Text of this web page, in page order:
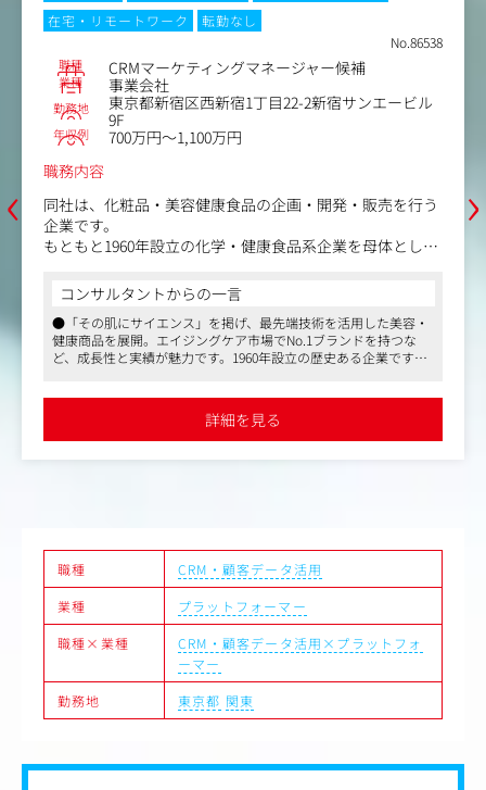
本ポジションは、預かり資産を現在の2兆円規模から10倍
の拡大を目指す目標に対し、主要KPIの一翼を担います。
日々のPDCAを通じたお客様の課題解決が事業グロース、
そして社会課題の解決につながる手応えを感じられること
は大きな醍醐味です。
‹
ジャー候補
22-2新宿サンエービル
画・開発・販売を行う
品系企業を母体とし、
付加価値素材を用いた
開発し、通信販売・E
との最適なコミュニケ
ーケティング変革を牽
客マーケティング・商
ら、事業KPIをもとにL
る役割を担っていただ
戦略の企画・推進
端技術を活用した美容・
No.1ブランドを持つな
立の歴史ある企業です
、副業可能など柔軟な働
転勤なし
職種 CRMマーケティング
勤務地 東京都品川区平塚2丁目1-
を活かしながら、CRMを進化させ
【具体的な業務内容】
・媒体（紙、WEBどちらも）制作
・MAツールを活用したマーケティ
グスの化粧品会社。安定した経営基盤
●商品の魅力をどう伝えるか、という
でき、構成・表現の幅を広げることが出
詳細を見る
›
職種
CRM・顧客データ活用
業種
プラットフォーマー
職種×業種
CRM・顧客データ活用×プラットフォ
ーマー
勤務地
東京都 関東